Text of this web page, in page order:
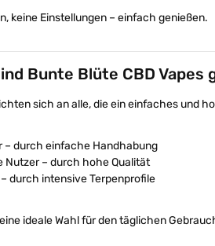
keine Einstellungen – einfach genießen.
Bunte Blüte CBD Vapes
sich an alle, die ein einfaches und
– durch einfache Handhabung
Nutzer – durch hohe Qualität
durch intensive Terpenprofile
ideale Wahl für den täglichen